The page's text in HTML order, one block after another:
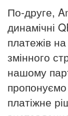
По-друге,
динамічні
платежів на
змінного
нашому
платіжне